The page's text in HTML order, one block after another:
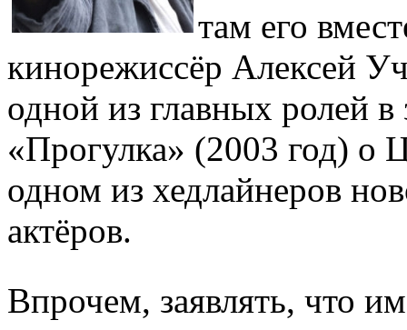
там его
кинорежиссёр Алексей
одной из главных ролей
«Прогулка» (2003 год) о
одном из хедлайнеров
актёров.
Впрочем, заявлять, что